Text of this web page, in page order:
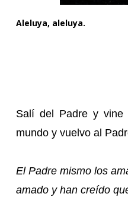
Aleluya, aleluya.
Salí del Padre y vine
mundo y vuelvo al
El Padre mismo los
amado y han creído